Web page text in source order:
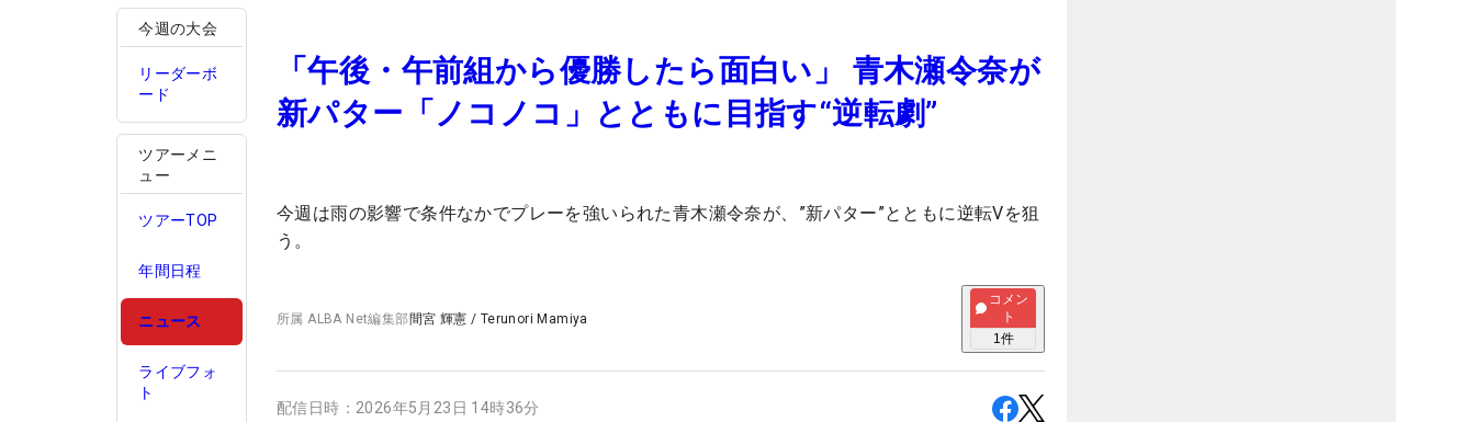
今週の大会
リーダーボ
ード
ツアーメニ
ュー
ツアーTOP
年間日程
ニュース
ライブフォ
ト
「午後・午前組から優勝したら面白い」 青木瀬令奈が
新パター「ノコノコ」とともに目指す“逆転劇”
今週は雨の影響で条件なかでプレーを強いられた青木瀬令奈が、”新パター”とともに逆転Vを狙
う。
所属ALBA Net編集部間宮 輝憲 / Terunori Mamiya
コメン
ト
1件
配信日時： 2026年5月23日 14時36分